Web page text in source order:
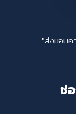
"ส่งมอบค
ช่